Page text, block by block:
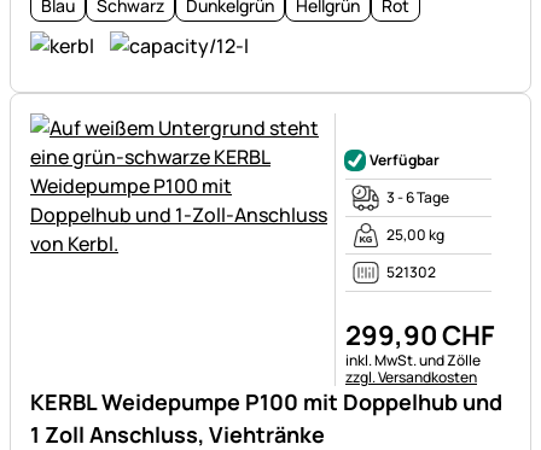
Blau Schwarz Dunkelgrün Hellgrün Rot
KERBL Weidepumpe P100 mit Doppelhub und
1 Zoll Anschluss, Viehtränke
Verfügbar
3 - 6 Tage
25,00 kg
521302
299,90CHF
Steuerhinweis:
inkl. MwSt. und Zölle
zzgl. Versandkosten